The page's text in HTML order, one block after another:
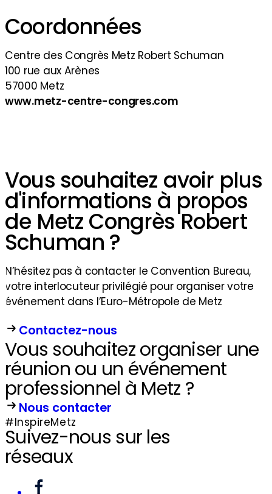
Coordonnées
Centre des Congrès Metz Robert Schuman
100 rue aux Arènes
57000 Metz
www.metz-centre-congres.com
Vous souhaitez avoir plus
d'informations à propos
de Metz Congrès Robert
Schuman ?
N’hésitez pas à contacter le Convention Bureau,
votre interlocuteur privilégié pour organiser votre
événement dans l’Euro-Métropole de Metz
Contactez-nous
Vous souhaitez organiser une
réunion ou un événement
professionnel à Metz ?
Nous contacter
#InspireMetz
Suivez-nous sur les
réseaux